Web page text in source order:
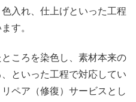
入れ、仕上げといった工程
す。
ころを染色し、素材本来の
といった工程で対応してい
ペア（修復）サービスとし